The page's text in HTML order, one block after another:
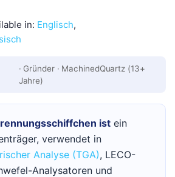
in: Englisch
· Gründer · MachinedQuartz (13+
Jahre)
ist ein
verwendet in
Analyse (TGA), LECO-
Analysatoren und